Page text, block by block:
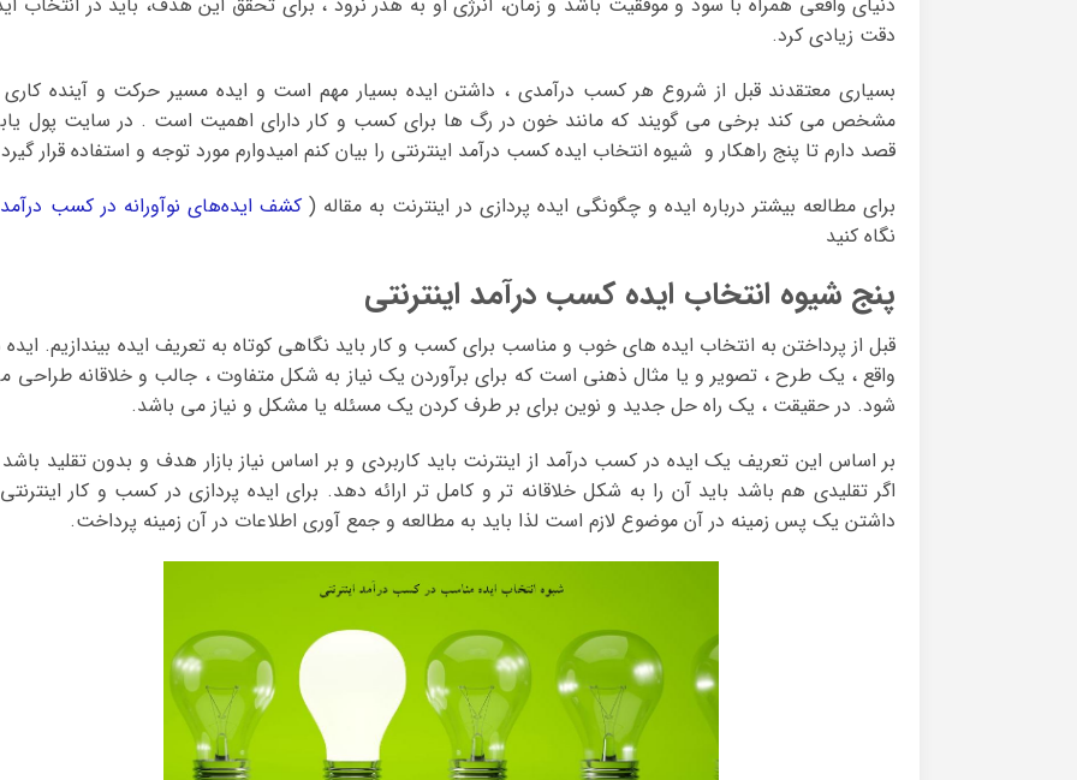
دقت زیادی کرد.
بسیاری معتقدند قبل از شروع هر کسب درآمدی ، داشتن ایده بسیار مهم است و ایده مسیر حرکت و آینده کاری
مشخص می کند برخی می گویند که مانند خون در رگ ها برای کسب و کار دارای اهمیت است . در سایت پول
قصد دارم تا پنج راهکار و شیوه انتخاب ایده کسب درآمد اینترنتی را بیان کنم امیدوارم مورد توجه و استفاده قرار
برای مطالعه بیشتر درباره ایده و چگونگی ایده پردازی در اینترنت به مقاله (کشف ایده‌های نوآورانه در کسب درآمد
نگاه کنید
پنج شیوه انتخاب ایده کسب درآمد اینترنتی
قبل از پرداختن به انتخاب ایده های خوب و مناسب برای کسب و کار باید نگاهی کوتاه به تعریف ایده بیندازیم. ایده
واقع ، یک طرح ، تصویر و یا مثال ذهنی است که برای برآوردن یک نیاز به شکل متفاوت ، جالب و خلاقانه طراحی
شود. در حقیقت ، یک راه حل جدید و نوین برای بر طرف کردن یک مسئله یا مشکل و نیاز می باشد.
بر اساس این تعریف یک ایده در کسب درآمد از اینترنت باید کاربردی و بر اساس نیاز بازار هدف و بدون تقلید
اگر تقلیدی هم باشد باید آن را به شکل خلاقانه تر و کامل تر ارائه دهد. برای ایده پردازی در کسب و کار
داشتن یک پس زمینه در آن موضوع لازم است لذا باید به مطالعه و جمع آوری اطلاعات در آن زمینه پرداخت.